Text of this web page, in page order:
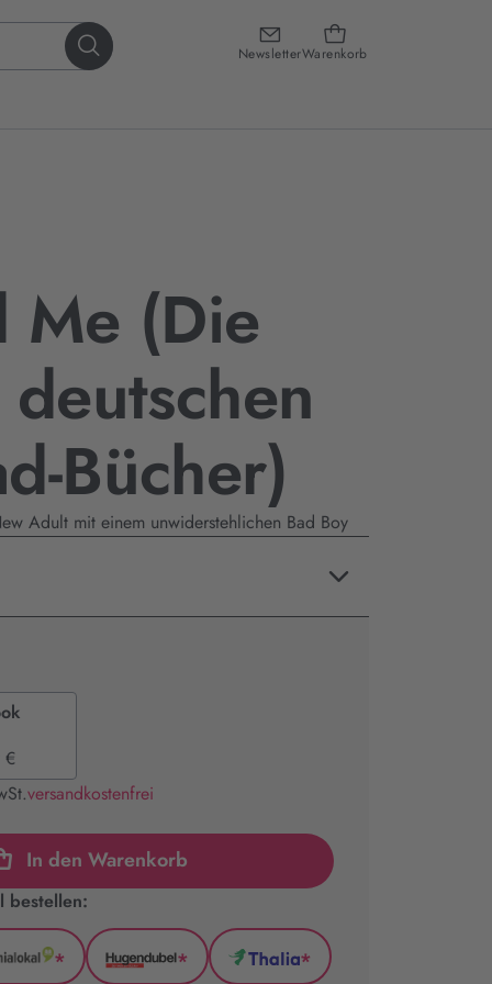
NewsletterWarenkorb
Me (Die
Bücher)
Adult mit einem unwiderstehlichen Bad Boy
€
versandkostenfrei
In den Warenkorb
bestellen:
GenialLokal
*
Hugendubel
*
Thalia
*